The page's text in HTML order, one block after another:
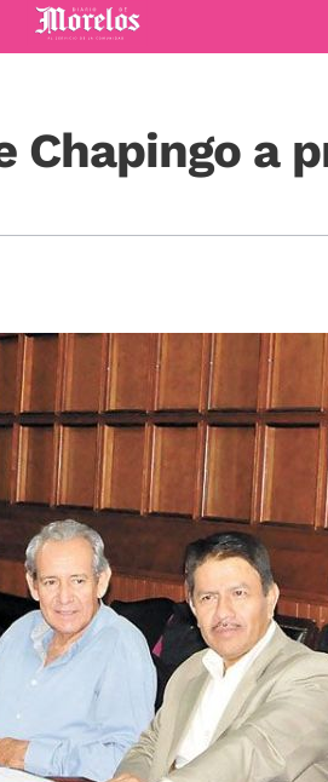
Diario de Morelos
Chapingo a